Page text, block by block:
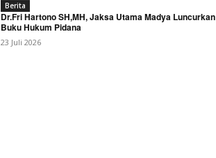
Berita
Dr.Fri Hartono SH,MH, Jaksa Utama Madya
Buku Hukum Pidana
23 Juli 2026